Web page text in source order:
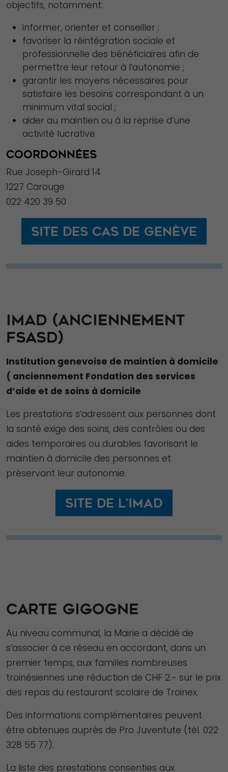
objectifs, notamment:
informer, orienter et conseiller ;
favoriser la réintégration sociale et
professionnelle des bénéficiaires afin de
permettre leur retour à l’autonomie ;
garantir les moyens nécessaires pour
satisfaire les besoins correspondant à un
minimum vital social ;
aider au maintien ou à la reprise d’une
activité lucrative
COORDONNÉES
Rue Joseph-Girard 14
1227 Carouge
022 420 39 50
Site des CAS de Genève
IMAD (ANCIENNEMENT
FSASD)
Institution genevoise de maintien à domicile
( anciennement Fondation des services
d’aide et de soins à domicile
Les prestations s’adressent aux personnes dont
la santé exige des soins, des contrôles ou des
aides temporaires ou durables favorisant le
maintien à domicile des personnes et
préservant leur autonomie.
Site de l’IMAD
CARTE GIGOGNE
Au niveau communal, la Mairie a décidé de
s’associer à ce réseau en accordant, dans un
premier temps, aux familles nombreuses
troinésiennes une réduction de CHF 2.- sur le prix
des repas du restaurant scolaire de Troinex.
Des informations complémentaires peuvent
être obtenues auprès de Pro Juventute (tél. 022
328 55 77).
La liste des prestations consenties aux
Statistiques
Afin que nous
puissions
améliorer la
fonctionnalité
du site Web,
Experience
Afin que notre
fonctionne
Si vous refusez
fonctionnalités
disparaîtront
du site Web.
Marketing
En partageant
votre intérêt et
lorsque vous
visitez notre
site, vous
augmentez les